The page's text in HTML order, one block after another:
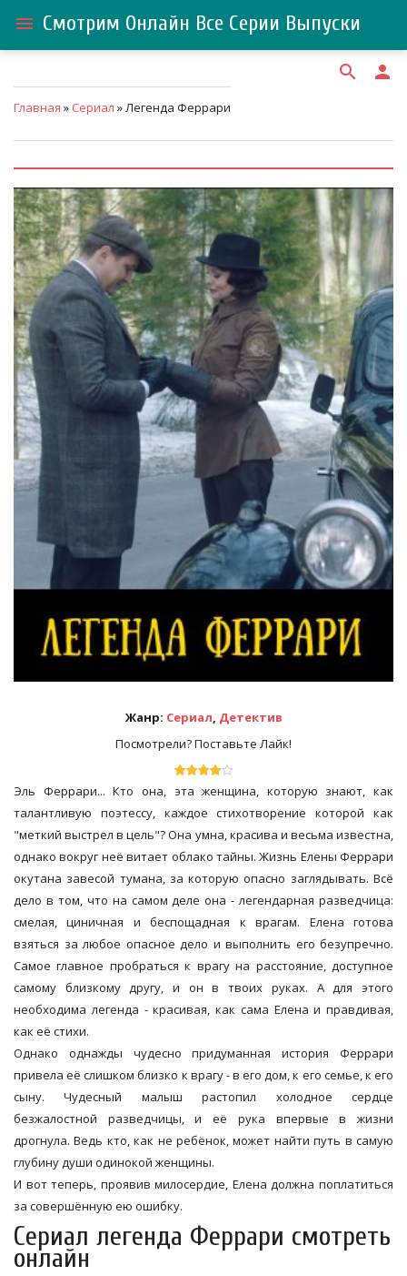
menu Смотрим Онлайн Все Серии Выпуски
search person
Главная » Сериал » Легенда Феррари
Жанр: Сериал, Детектив
Посмотрели? Поставьте Лайк!
Эль Феррари... Кто она, эта женщина, которую знают, как
талантливую поэтессу, каждое стихотворение которой как
"меткий выстрел в цель"? Она умна, красива и весьма известна,
однако вокруг неё витает облако тайны. Жизнь Елены Феррари
окутана завесой тумана, за которую опасно заглядывать. Всё
дело в том, что на самом деле она - легендарная разведчица:
смелая, циничная и беспощадная к врагам. Елена готова
взяться за любое опасное дело и выполнить его безупречно.
Самое главное пробраться к врагу на расстояние, доступное
самому близкому другу, и он в твоих руках. А для этого
необходима легенда - красивая, как сама Елена и правдивая,
как её стихи.
Однако однажды чудесно придуманная история Феррари
привела её слишком близко к врагу - в его дом, к его семье, к его
сыну. Чудесный малыш растопил холодное сердце
безжалостной разведчицы, и её рука впервые в жизни
дрогнула. Ведь кто, как не ребёнок, может найти путь в самую
глубину души одинокой женщины.
И вот теперь, проявив милосердие, Елена должна поплатиться
за совершённую ею ошибку.
Сериал легенда Феррари смотреть
онлайн